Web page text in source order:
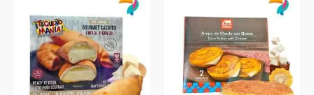
Queso
Tequeño
Manía
(3
Choclo
con
Queso
PAISA